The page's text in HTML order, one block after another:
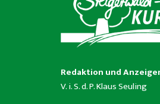
Redaktion und
V. i. S. d. P. Klaus Seuling